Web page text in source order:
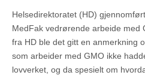
Helsedirektoratet (HD)
MedFak vedrørende arbeide med
fra HD ble det gitt en anmerkning
som arbeider med GMO ikke
lovverket, og da spesielt om